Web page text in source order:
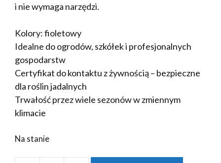
i nie wymaga narzędzi.
Kolory: fioletowy
Idealne do ogrodów, szkółek i profesjonalnych
gospodarstw
Certyfikat do kontaktu z żywnością – bezpieczne
dla roślin jadalnych
Trwałość przez wiele sezonów w zmiennym
klimacie
Na stanie